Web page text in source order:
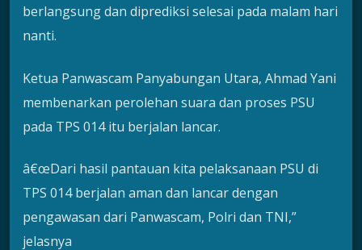
berlangsung dan diprediksi selesai pada malam hari
nanti.
Ketua Panwascam Panyabungan Utara, Ahmad Yani
membenarkan perolehan suara dan proses PSU
pada TPS 014 itu berjalan lancar.
â€œDari hasil pantauan kita pelaksanaan PSU di
TPS 014 berjalan aman dan lancar dengan
pengawasan dari Panwascam, Polri dan TNI,”
jelasnya